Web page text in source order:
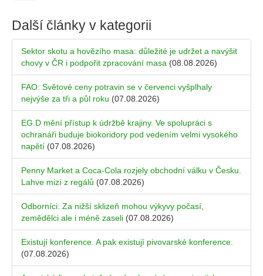
Další články v kategorii
Sektor skotu a hovězího masa: důležité je udržet a navýšit
chovy v ČR i podpořit zpracování masa (08.08.2026)
FAO: Světové ceny potravin se v červenci vyšplhaly
nejvýše za tři a půl roku (07.08.2026)
EG.D mění přístup k údržbě krajiny. Ve spolupráci s
ochranáři buduje biokoridory pod vedením velmi vysokého
napětí (07.08.2026)
Penny Market a Coca-Cola rozjely obchodní válku v Česku.
Lahve mizí z regálů (07.08.2026)
Odborníci: Za nižší sklizeň mohou výkyvy počasí,
zemědělci ale i méně zaseli (07.08.2026)
Existují konference. A pak existují pivovarské konference.
(07.08.2026)